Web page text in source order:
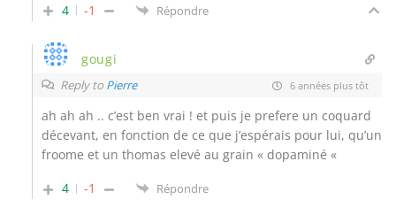
4 -1 Répondre
gougi
Reply to Pierre 6 années plus tôt
ah ah ah .. c’est ben vrai ! et puis je prefere un coquard
décevant, en fonction de ce que j’espérais pour lui, qu’un
froome et un thomas elevé au grain « dopaminé «
4
-1 Répondre